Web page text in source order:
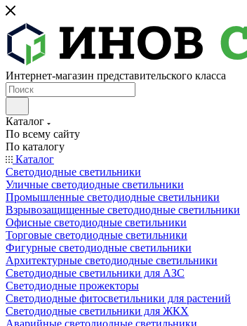
Интернет-магазин представительского класса
Каталог
По всему сайту
По каталогу
Каталог
Светодиодные светильники
Уличные светодиодные светильники
Промышленные светодиодные светильники
Взрывозащищенные светодиодные светильники
Офисные светодиодные светильники
Торговые светодиодные светильники
Фигурные светодиодные светильники
Архитектурные светодиодные светильники
Светодиодные светильники для АЗС
Светодиодные прожекторы
Светодиодные фитосветильники для растений
Светодиодные светильники для ЖКХ
Аварийные светодиодные светильники